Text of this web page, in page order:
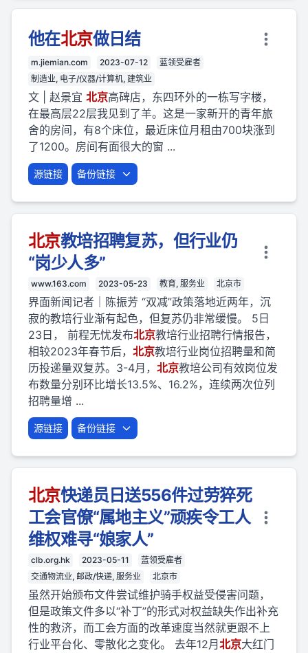
他在北京做日结
m.jiemian.com 2023-07-12
蓝领受雇者
制造业, 电子/仪器/计算机, 建筑业
文 | 赵景宜 北京高碑店，东四环外的一栋写字楼，
在最高层22层我见到了羊。这是一家新开的青年旅
舍的房间，有8个床位，最近床位月租由700块涨到
了1200。房间有面很大的窗 ...
源链接 备份链接
北京教培招聘复苏，但行业仍
“岗少人多”
www.163.com 2023-05-23 教育, 服务业 北京市
界面新闻记者｜陈振芳 “双减”政策落地近两年，沉
寂的教培行业渐有起色，但复苏仍非常缓慢。 5日
23日， 前程无忧发布北京教培行业招聘行情报告，
相较2023年春节后， 北京教培行业岗位招聘量和简
历投递量双复苏。3-4月， 北京教培公司有效岗位发
布数量分别环比增长13.5%、16.2%，连续两次位列
招聘量增 ...
源链接 备份链接
北京快递员日送556件过劳猝死
工会官僚“属地主义”顽疾令工人
维权难寻“娘家人”
clb.org.hk 2023-05-11
蓝领受雇者
交通物流业, 邮政/快递, 服务业
北京市
虽然开始颁布文件尝试维护骑手权益受侵害问题，
但是政策文件多以“补丁”的形式对权益缺失作出补充
性的救济，而工会方面的改革速度当然就更跟不上
行业平台化、零散化之变化。 去年12月 北京大红门